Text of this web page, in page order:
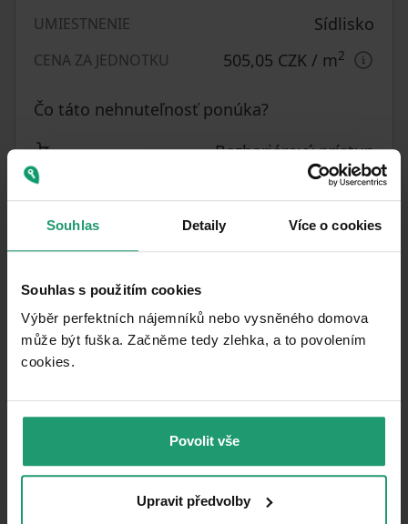
Souhlas Detaily Více o cookies
Souhlas s použitím cookies
Výběr perfektních nájemníků nebo vysněného domova
může být fuška. Začněme tedy zlehka, a to povolením
cookies.​
Povolit vše
Upravit předvolby
UMIESTNENIE Sídlisko
CENA ZA JEDNOTKU 505,05 CZK / m2
Čo táto nehnuteľnosť ponúka?
Bezbariérový prístup
Výťah